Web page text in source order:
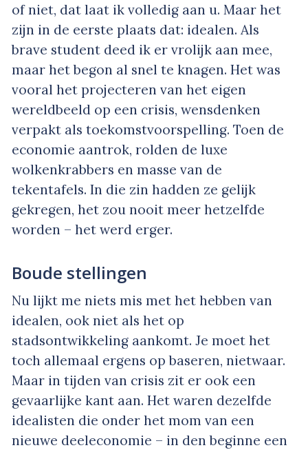
of niet, dat laat ik volledig aan u. Maar het
zijn in de eerste plaats dat: idealen. Als
brave student deed ik er vrolijk aan mee,
maar het begon al snel te knagen. Het was
vooral het projecteren van het eigen
wereldbeeld op een crisis, wensdenken
verpakt als toekomstvoorspelling. Toen de
economie aantrok, rolden de luxe
wolkenkrabbers en masse van de
tekentafels. In die zin hadden ze gelijk
gekregen, het zou nooit meer hetzelfde
worden – het werd erger.
Boude stellingen
Nu lijkt me niets mis met het hebben van
idealen, ook niet als het op
stadsontwikkeling aankomt. Je moet het
toch allemaal ergens op baseren, nietwaar.
Maar in tijden van crisis zit er ook een
gevaarlijke kant aan. Het waren dezelfde
idealisten die onder het mom van een
nieuwe deeleconomie – in den beginne een